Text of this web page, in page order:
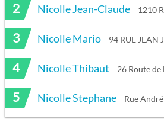
2 Nicolle Jean-Claude 1210
3 Nicolle Mario 94 RUE JEAN
4 Nicolle Thibaut 26 Route
5 Nicolle Stephane Rue André